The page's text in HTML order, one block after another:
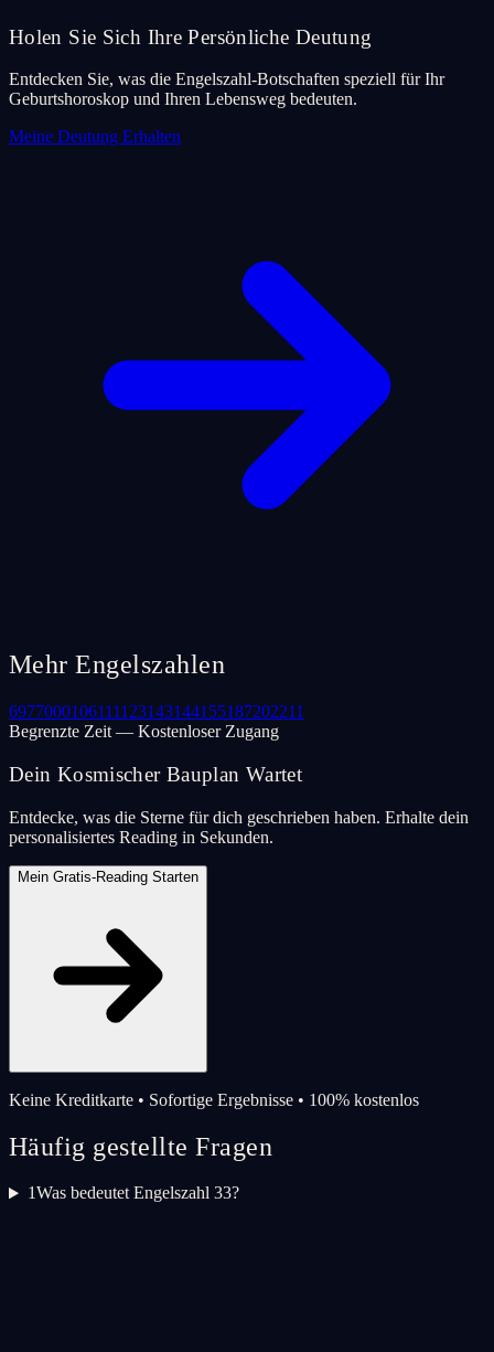
Holen Sie Sich Ihre Persönliche Deutung
Entdecken Sie, was die Engelszahl-Botschaften speziell für Ihr
Geburtshoroskop und Ihren Lebensweg bedeuten.
Meine Deutung Erhalten
Mehr Engelszahlen
6977000106111123143144155187202211
Begrenzte Zeit — Kostenloser Zugang
Dein Kosmischer Bauplan Wartet
Entdecke, was die Sterne für dich geschrieben haben. Erhalte dein
personalisiertes Reading in Sekunden.
Mein Gratis-Reading Starten
Keine Kreditkarte • Sofortige Ergebnisse • 100% kostenlos
Häufig gestellte Fragen
1Was bedeutet Engelszahl 33?